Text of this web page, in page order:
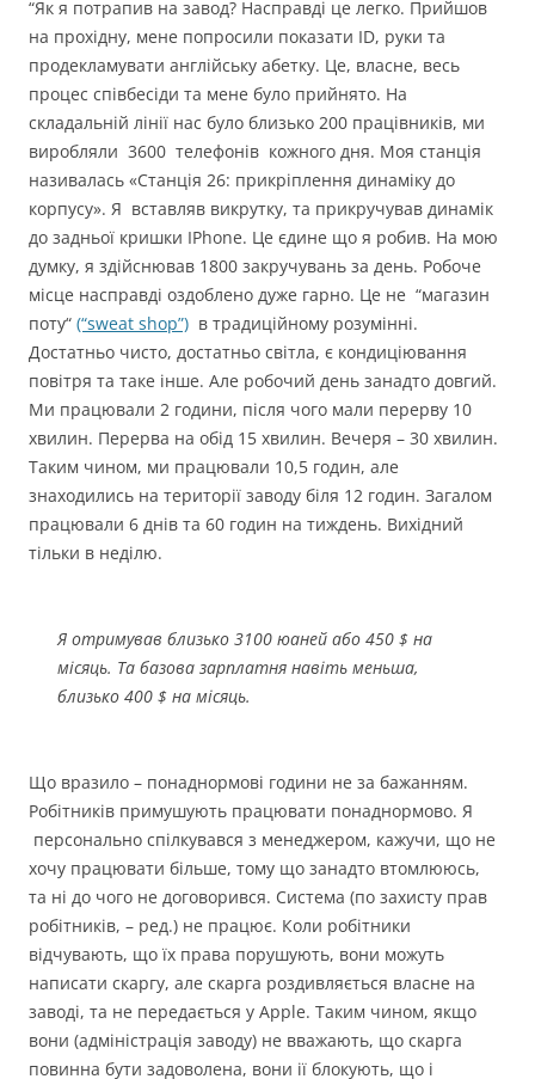
“Як я потрапив на завод? Насправді це легко. Прийшов
на прохідну, мене попросили показати ID, руки та
продекламувати англійську абетку. Це, власне, весь
процес співбесіди та мене було прийнято. На
складальній лінії нас було близько 200 працівників, ми
виробляли 3600 телефонів кожного дня. Моя станція
називалась «Станція 26: прикріплення динаміку до
корпусу». Я вставляв викрутку, та прикручував динамік
до задньої кришки IPhone. Це єдине що я робив. На мою
думку, я здійснював 1800 закручувань за день. Робоче
місце насправді оздоблено дуже гарно. Це не “магазин
поту“ (“sweat shop”) в традиційному розумінні.
Достатньо чисто, достатньо світла, є кондиціювання
повітря та таке інше. Але робочий день занадто довгий.
Ми працювали 2 години, після чого мали перерву 10
хвилин. Перерва на обід 15 хвилин. Вечеря – 30 хвилин.
Таким чином, ми працювали 10,5 годин, але
знаходились на території заводу біля 12 годин. Загалом
працювали 6 днів та 60 годин на тиждень. Вихідний
тільки в неділю.
Я отримував близько 3100 юаней або 450 $ на
місяць. Та базова зарплатня навіть меньша,
близько 400 $ на місяць.
Що вразило – понаднормові години не за бажанням.
Робітників примушують працювати понаднормово. Я
персонально спілкувався з менеджером, кажучи, що не
хочу працювати більше, тому що занадто втомлююсь,
та ні до чого не договорився. Система (по захисту прав
робітників, – ред.) не працює. Коли робітники
відчувають, що їх права порушують, вони можуть
написати скаргу, але скарга роздивляється власне на
заводі, та не передається у Apple. Таким чином, якщо
вони (адміністрація заводу) не вважають, що скарга
повинна бути задоволена, вони ії блокують, що і